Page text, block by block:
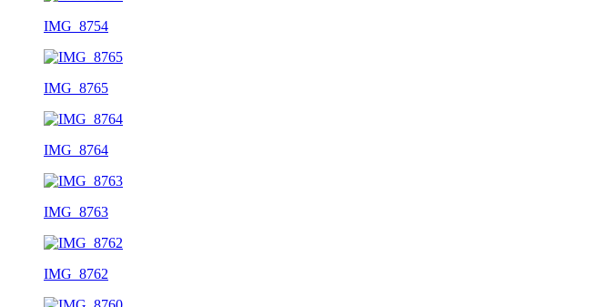
IMG_8754
IMG_8765
IMG_8764
IMG_8763
IMG_8762